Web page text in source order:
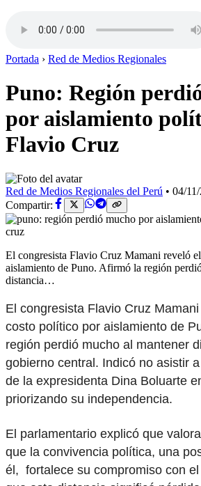
Portada › Red de Medios Regionales
Puno: Región
por aislamiento
Flavio Cruz
Red de Medios Regionales del Perú • 04/
Compartir:
El congresista Flavio Cruz Mamani reveló
aislamiento de Puno. Afirmó la región
distancia…
El congresista Flavio Cruz
costo político por aislamiento de
región perdió mucho al mantener
gobierno central. Indicó no asistir
de la expresidenta Dina Boluarte
priorizando su independencia.
El parlamentario explicó que
que la convivencia política, una
él, fortalece su compromiso con